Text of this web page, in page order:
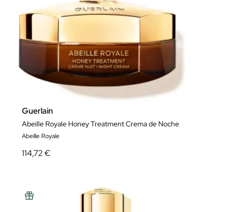
Guerlain
Abeille Royale Honey Treatment Crema de Noche
Abeille Royale
114,72 €